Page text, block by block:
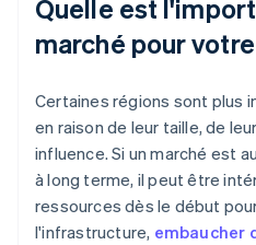
Quelle est
marché pour
Certaines régions sont plus
en raison de leur taille, de
influence. Si un marché est
à long terme, il peut être
ressources dès le début
l'infrastructure, embaucher